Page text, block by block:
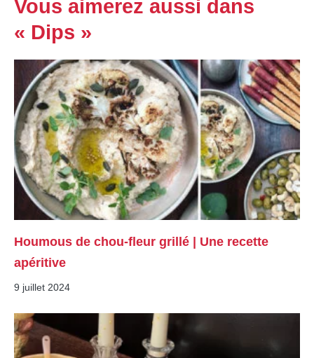
Vous aimerez aussi dans
« Dips »
Houmous de chou-fleur grillé | Une recette
apéritive
9 juillet 2024